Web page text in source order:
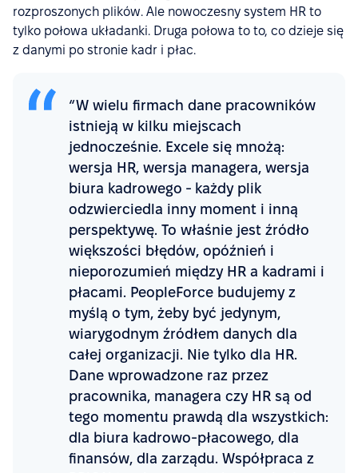
rozproszonych plików. Ale nowoczesny system HR to
tylko połowa układanki. Druga połowa to to, co dzieje się
z danymi po stronie kadr i płac.
“W wielu firmach dane pracowników
istnieją w kilku miejscach
jednocześnie. Excele się mnożą:
wersja HR, wersja managera, wersja
biura kadrowego - każdy plik
odzwierciedla inny moment i inną
perspektywę. To właśnie jest źródło
większości błędów, opóźnień i
nieporozumień między HR a kadrami i
płacami. PeopleForce budujemy z
myślą o tym, żeby być jedynym,
wiarygodnym źródłem danych dla
całej organizacji. Nie tylko dla HR.
Dane wprowadzone raz przez
pracownika, managera czy HR są od
tego momentu prawdą dla wszystkich:
dla biura kadrowo-płacowego, dla
finansów, dla zarządu. Współpraca z